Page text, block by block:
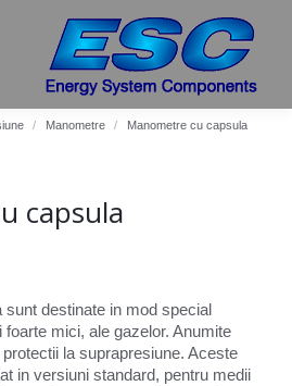
Manometre Manometre cu capsula
capsula
destinate in mod special
mici, ale gazelor. Anumite
la suprapresiune. Aceste
in versiuni standard, pentru medii